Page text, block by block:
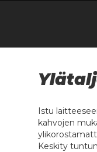
Istu
kahvojen
Keskity